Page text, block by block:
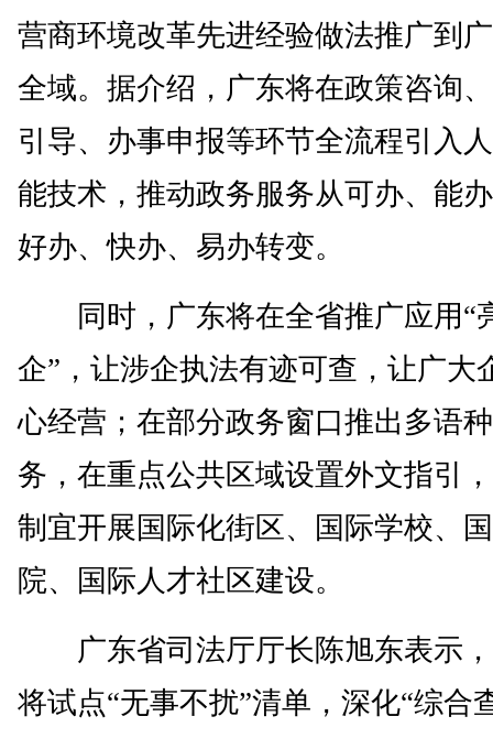
营商环境改革先进经验做法推广到
全域。据介绍，广东将在政策咨询
引导、办事申报等环节全流程引入
能技术，推动政务服务从可办、能
好办、快办、易办转变。
同时，广东将在全省推广应用“
企”，让涉企执法有迹可查，让广大
心经营；在部分政务窗口推出多语
务，在重点公共区域设置外文指引
制宜开展国际化街区、国际学校、
院、国际人才社区建设。
广东省司法厅厅长陈旭东表示
将试点“无事不扰”清单，深化“综合